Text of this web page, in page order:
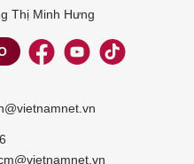
Thị Minh Hưng